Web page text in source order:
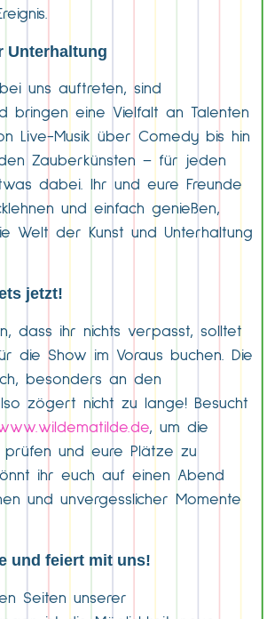
Unterhaltung
uns auftreten, sind
bringen eine Vielfalt an Talenten
Live-Musik über Comedy bis hin
Zauberkünsten – für jeden
dabei. Ihr und eure Freunde
und einfach genießen,
Welt der Kunst und Unterhaltung
jetzt!
dass ihr nichts verpasst, solltet
die Show im Voraus buchen. Die
besonders an den
zögert nicht zu lange! Besucht
, um die
und eure Plätze zu
ihr euch auf einen Abend
und unvergesslicher Momente
und feiert mit uns!
Seiten unserer